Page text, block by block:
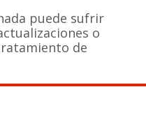
puede sufrir
o
de